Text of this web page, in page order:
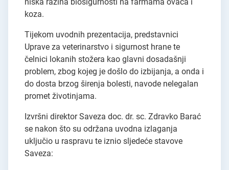
niska razina biosigurnosti na farmama ovaca i
koza.
Tijekom uvodnih prezentacija, predstavnici
Uprave za veterinarstvo i sigurnost hrane te
čelnici lokanih stožera kao glavni dosadašnji
problem, zbog kojeg je došlo do izbijanja, a onda i
do dosta brzog širenja bolesti, navode nelegalan
promet životinjama.
Izvršni direktor Saveza doc. dr. sc. Zdravko Barać
se nakon što su održana uvodna izlaganja
uključio u raspravu te iznio sljedeće stavove
Saveza: